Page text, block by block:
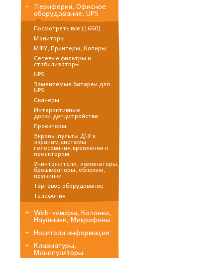
Периферия, Офисное
оборудование, UPS
Посмотреть все (1660)
Мониторы
МФУ, Принтеры, Копиры
Сетевые фильтры и
стабилизаторы
UPS
Заменяемые батареи для
UPS
Сканеры
Интерактивные
доски,доп.устройства
Проекторы
Экраны,пульты Д\У к
экранам,системы
голосования,крепления к
проекторам
Уничтожители, ламинаторы,
брошюраторы, обложки,
пружинки
Торговое оборудование
Телефония
Web-камеры, Колонки,
Наушники, Микрофоны
Носители информации
Клавиатуры,
Манипуляторы